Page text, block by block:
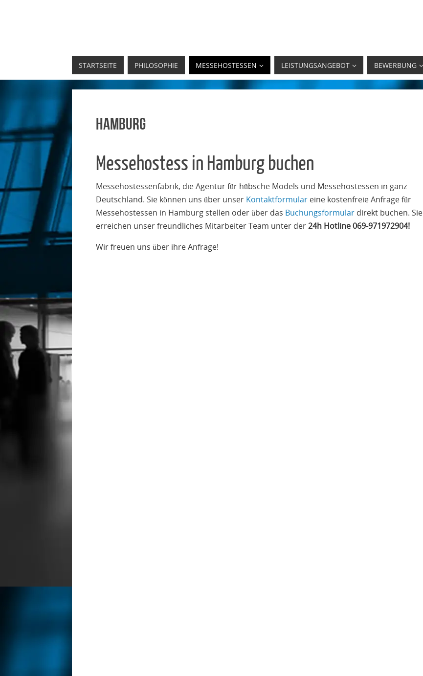
MESSEHOSTESSEN AGENTUR - MESSEHOSTESSEN
STARTSEITE PHILOSOPHIE MESSEHOSTESSEN LEISTUNGSANGEBOT BEWERBUNG
Hamburg
Messehostess in Hamburg buchen
Messehostessenfabrik, die Agentur für hübsche Models und Messehostessen in ganz
Deutschland. Sie können uns über unser Kontaktformular eine kostenfreie Anfrage für
Messehostessen in Hamburg stellen oder über das Buchungsformular direkt buchen. Sie
erreichen unser freundliches Mitarbeiter Team unter der24h Hotline 069-971972904!
Wir freuen uns über ihre Anfrage!